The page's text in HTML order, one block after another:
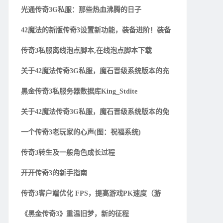
光通传奇3G私服：那些热血沸腾的日子
42魔法的新版传奇3设置新功能，装备进阶！装备
传奇3私服离线泡点脚本,在线泡点脚本下载
关于42魔法传奇3G私服，魔石晋级系统版本的充
黑金传奇3私服务器数据库King_Stdite
关于42魔法传奇3G私服，魔石晋级系统版本的免
一个传奇3老玩家的心声(图：祝福系统)
传奇3转生及一般角色成长过程
开开传奇3的新手指南
传奇3客户端优化 FPS，提高游戏PK速度（游
《黑金传奇3》重温旧梦，新的征程